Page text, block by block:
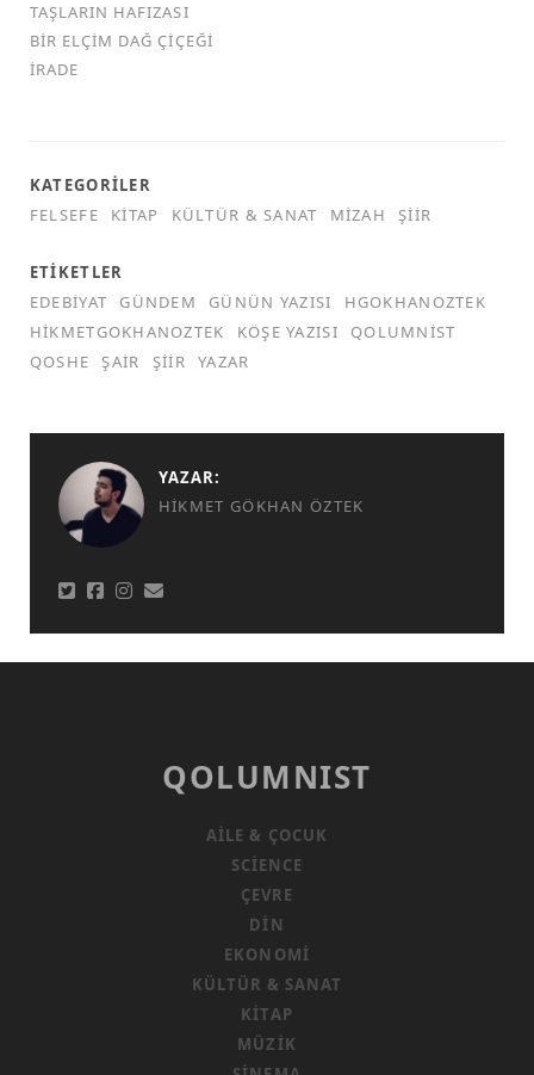
TAŞLARIN HAFIZASI
BIR ELÇIM DAĞ ÇIÇEĞI
İRADE
KATEGORILER
FELSEFE
KITAP KÜLTÜR & SANAT MIZAH ŞIIR
ETIKETLER
EDEBIYAT
GÜNDEM GÜNÜN YAZISI
HGOKHANOZTEK
HIKMETGOKHANOZTEK
KÖŞE YAZISI
QOLUMNIST
QOSHE
ŞAIR ŞIIR YAZAR
YAZAR:
HIKMET GÖKHAN ÖZTEK
QOLUMNIST
AILE & ÇOCUK
SCIENCE
ÇEVRE
DIN
EKONOMI
KÜLTÜR & SANAT
KITAP
MÜZIK